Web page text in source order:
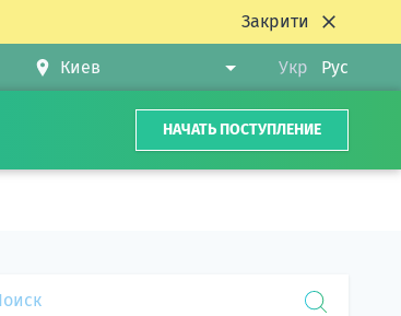
Закрити
Укр Рус
НАЧАТЬ ПОСТУПЛЕНИЕ